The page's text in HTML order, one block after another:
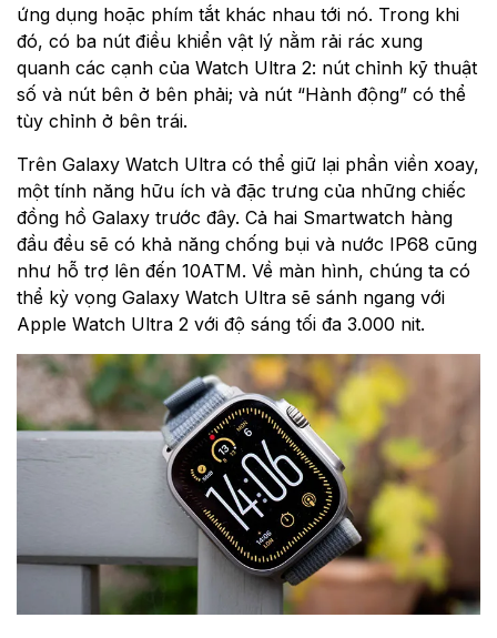
ứng dụng hoặc phím tắt khác nhau tới nó. Trong khi
đó, có ba nút điều khiển vật lý nằm rải rác xung
quanh các cạnh của Watch Ultra 2: nút chỉnh kỹ thuật
số và nút bên ở bên phải; và nút “Hành động” có thể
tùy chỉnh ở bên trái.
Trên Galaxy Watch Ultra có thể giữ lại phần viền xoay,
một tính năng hữu ích và đặc trưng của những chiếc
đồng hồ Galaxy trước đây. Cả hai Smartwatch hàng
đầu đều sẽ có khả năng chống bụi và nước IP68 cũng
như hỗ trợ lên đến 10ATM. Về màn hình, chúng ta có
thể kỳ vọng Galaxy Watch Ultra sẽ sánh ngang với
Apple Watch Ultra 2 với độ sáng tối đa 3.000 nit.